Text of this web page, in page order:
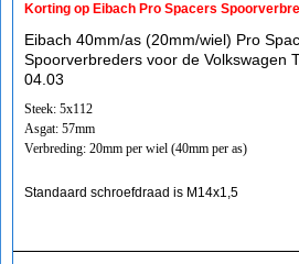
Korting op Eibach Pro Spacers
Eibach 40mm/as (20mm/wiel) Pro
Spoorverbreders voor de Volkswagen
04.03
Steek: 5x112
Asgat: 57mm
Verbreding: 20mm per wiel (40mm per as)
Standaard schroefdraad is M14x1,5